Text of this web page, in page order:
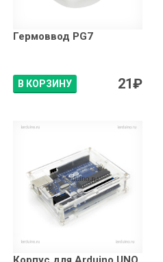
Гермоввод PG7
В КОРЗИНУ 21₽